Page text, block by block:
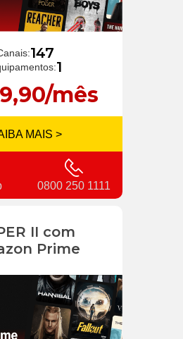
147
1
mês
MAIS >
0800 250 1111
II com
Prime